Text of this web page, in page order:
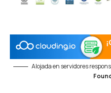
Alojada en servidores